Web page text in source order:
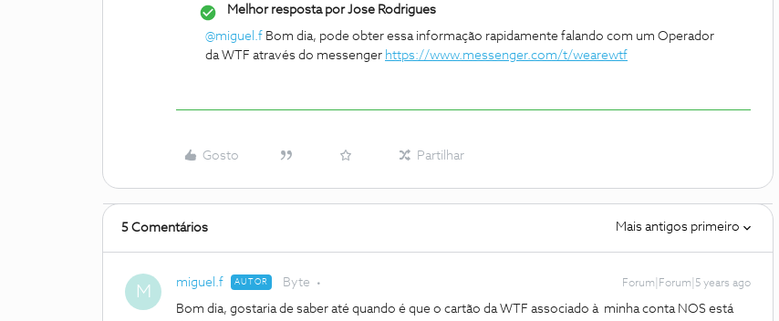
Melhor resposta porJose Rodrigues
@miguel.f Bom dia, pode obter essa informação rapidamente falando com um Operador
da WTF através do messenger https://www.messenger.com/t/wearewtf
Gosto Partilhar
5 Comentários Mais antigos primeiro
M miguel.f AUTOR Byte Forum|Forum|5 years ago
Bom dia, gostaria de saber até quando é que o cartão da WTF associado à minha conta NOS está